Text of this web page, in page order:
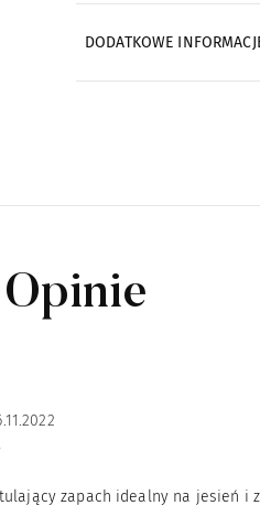
DODATKOWE
Opinie
zapach idealny na jesień i